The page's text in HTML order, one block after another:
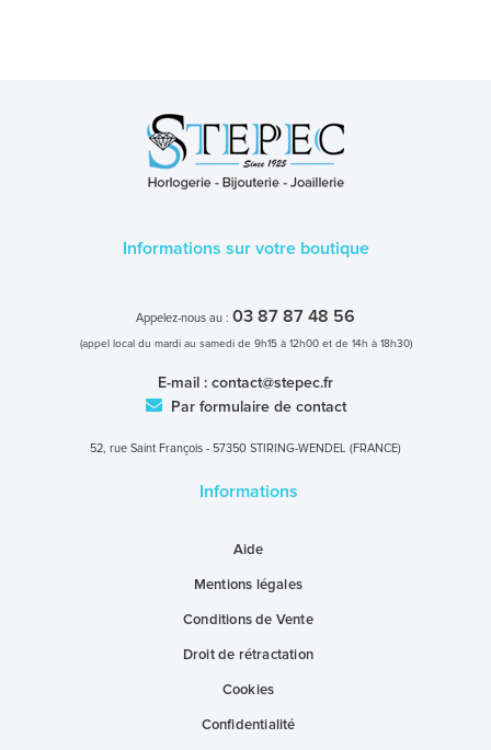
Informations sur votre boutique
Appelez-nous au : 03 87 87 48 56
(appel local du mardi au samedi de 9h15 à 12h00 et de 14h à 18h30)
E-mail : contact@stepec.fr
Par formulaire de contact
52, rue Saint François - 57350 STIRING-WENDEL (FRANCE)
Informations
Aide
Mentions légales
Conditions de Vente
Droit de rétractation
Cookies
Confidentialité